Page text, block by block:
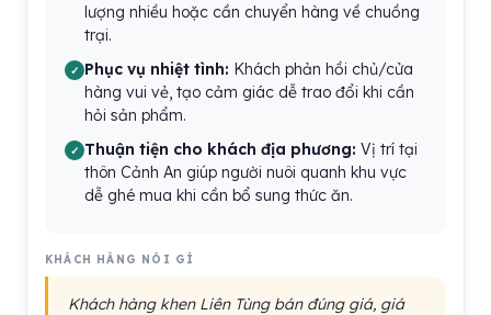
lượng nhiều hoặc cần chuyển hàng về chuồng
trại.
Phục vụ nhiệt tình: Khách phản hồi chủ/cửa
hàng vui vẻ, tạo cảm giác dễ trao đổi khi cần
hỏi sản phẩm.
Thuận tiện cho khách địa phương: Vị trí tại
thôn Cảnh An giúp người nuôi quanh khu vực
dễ ghé mua khi cần bổ sung thức ăn.
KHÁCH HÀNG NÓI GÌ
Khách hàng khen Liên Tùng bán đúng giá, giá